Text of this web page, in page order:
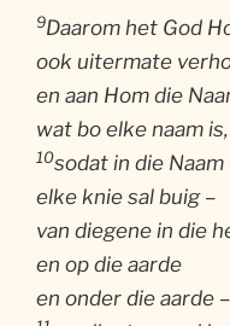
9Daarom het God
ook uitermate
en aan Hom die
wat bo elke naam is,
10sodat in die Naam
elke knie sal buig –
van diegene in die
en op die aarde
en onder die aarde –